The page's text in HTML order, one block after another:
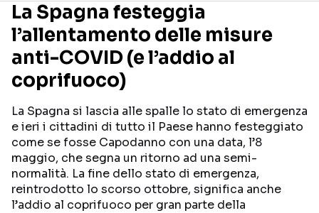
Seguici sui social
La Spagna festeggia
l’allentamento delle misure
anti-COVID (e l’addio al
coprifuoco)
La Spagna si lascia alle spalle lo stato di emergenza
e ieri i cittadini di tutto il Paese hanno festeggiato
come se fosse Capodanno con una data, l’8
maggio, che segna un ritorno ad una semi-
normalità. La fine dello stato di emergenza,
reintrodotto lo scorso ottobre, significa anche
l’addio al coprifuoco per gran parte della